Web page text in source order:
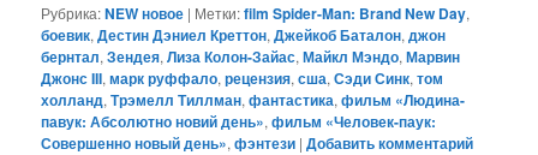
Рубрика:NEW новое | Метки:film Spider-Man: Brand New Day,
боевик,Дестин Дэниел Креттон,Джейкоб Баталон,джон
бернтал,Зендея,Лиза Колон-Зайас,Майкл Мэндо,Марвин
Джонс III,марк руффало,рецензия,сша,Сэди Синк,том
холланд,Трэмелл Тиллман,фантастика,фильм «Людина-
павук: Абсолютно новий день»,фильм «Человек-паук:
Совершенно новый день»,фэнтези |Добавить комментарий